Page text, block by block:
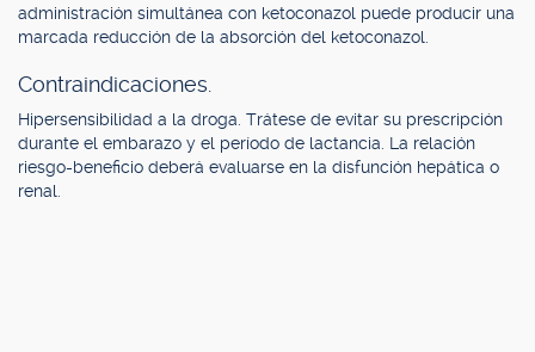
administración simultánea con ketoconazol puede producir una
marcada reducción de la absorción del ketoconazol.
Contraindicaciones.
Hipersensibilidad a la droga. Trátese de evitar su prescripción
durante el embarazo y el período de lactancia. La relación
riesgo-beneficio deberá evaluarse en la disfunción hepática o
renal.